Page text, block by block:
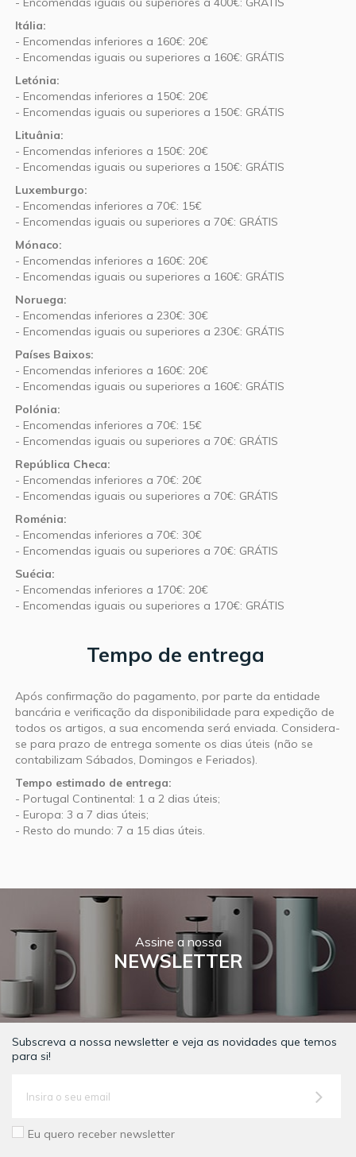
Itália:
- Encomendas inferiores a 160€: 20€
- Encomendas iguais ou superiores a 160€: GRÁTIS
Letónia:
- Encomendas inferiores a 150€: 20€
- Encomendas iguais ou superiores a 150€: GRÁTIS
Lituânia:
- Encomendas inferiores a 150€: 20€
- Encomendas iguais ou superiores a 150€: GRÁTIS
Luxemburgo:
- Encomendas inferiores a 70€: 15€
- Encomendas iguais ou superiores a 70€: GRÁTIS
Mónaco:
- Encomendas inferiores a 160€: 20€
- Encomendas iguais ou superiores a 160€: GRÁTIS
Noruega:
- Encomendas inferiores a 230€: 30€
- Encomendas iguais ou superiores a 230€: GRÁTIS
Países Baixos:
- Encomendas inferiores a 160€: 20€
- Encomendas iguais ou superiores a 160€: GRÁTIS
Polónia:
- Encomendas inferiores a 70€: 15€
- Encomendas iguais ou superiores a 70€: GRÁTIS
República Checa:
- Encomendas inferiores a 70€: 20€
- Encomendas iguais ou superiores a 70€: GRÁTIS
Roménia:
- Encomendas inferiores a 70€: 30€
- Encomendas iguais ou superiores a 70€: GRÁTIS
Suécia:
- Encomendas inferiores a 170€: 20€
- Encomendas iguais ou superiores a 170€: GRÁTIS
Tempo de entrega
Após confirmação do pagamento, por parte da entidade
bancária e verificação da disponibilidade para expedição de
todos os artigos, a sua encomenda será enviada. Considera-
se para prazo de entrega somente os dias úteis (não se
contabilizam Sábados, Domingos e Feriados).
Tempo estimado de entrega:
- Portugal Continental: 1 a 2 dias úteis;
- Europa: 3 a 7 dias úteis;
- Resto do mundo: 7 a 15 dias úteis.
Assine a nossa
NEWSLETTER
Subscreva a nossa newsletter e veja as novidades que temos
para si!
Eu quero receber newsletter